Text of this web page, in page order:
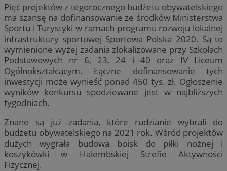
Pięć projektów z tegorocznego budżetu obywatelskiego
ma szansę na dofinansowanie ze środków Ministerstwa
Sportu i Turystyki w ramach programu rozwoju lokalnej
infrastruktury sportowej Sportowa Polska 2020. Są to
wymienione wyżej zadania zlokalizowane przy Szkołach
Podstawowych nr 6, 23, 24 i 40 oraz IV Liceum
Ogólnokształcącym. Łączne dofinansowanie tych
inwestycji może wynieść ponad 450 tys. zł. Ogłoszenie
wyników konkursu spodziewane jest w najbliższych
tygodniach.
Znane są już zadania, które rudzianie wybrali do
budżetu obywatelskiego na 2021 rok. Wśród projektów
dużych wygrała budowa boisk do piłki nożnej i
koszykówki w Halembskiej Strefie Aktywności
Fizycznej.